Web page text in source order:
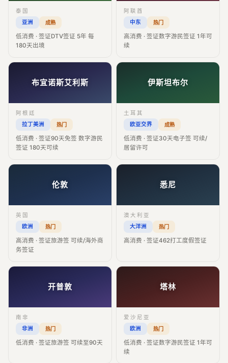
泰国
亚洲
成熟
低消费 · 签证DTV签证 5年 每
180天出境
阿联酋
中东
热门
高消费 · 签证数字游民签证 1年可
续
布宜诺斯艾利斯
阿根廷
拉丁美洲
热门
低消费 · 签证90天免签 数字游民
签证 180天可续
伊斯坦布尔
土耳其
欧亚交界
成熟
低消费 · 签证30天电子签 可续/
居留许可
伦敦
英国
欧洲
热门
高消费 · 签证旅游签 可续/海外商
务签证
悉尼
澳大利亚
大洋洲
热门
高消费 · 签证462打工度假签证
开普敦
南非
非洲
热门
低消费 · 签证旅游签 可续至90天
塔林
爱沙尼亚
欧洲
热门
低消费 · 签证数字游民签证 1年可
续